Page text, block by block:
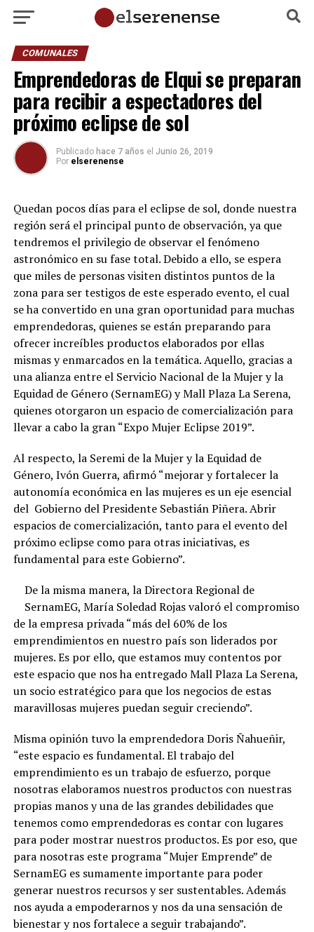
COMUNALES
Emprendedoras de Elqui se preparan
para recibir a espectadores del
próximo eclipse de sol
Publicado hace 7 años el Junio 26, 2019
Por elserenense
Quedan pocos días para el eclipse de sol, donde nuestra
región será el principal punto de observación, ya que
tendremos el privilegio de observar el fenómeno
astronómico en su fase total. Debido a ello, se espera
que miles de personas visiten distintos puntos de la
zona para ser testigos de este esperado evento, el cual
se ha convertido en una gran oportunidad para muchas
emprendedoras, quienes se están preparando para
ofrecer increíbles productos elaborados por ellas
mismas y enmarcados en la temática. Aquello, gracias a
una alianza entre el Servicio Nacional de la Mujer y la
Equidad de Género (SernamEG) y Mall Plaza La Serena,
quienes otorgaron un espacio de comercialización para
llevar a cabo la gran “Expo Mujer Eclipse 2019”.
Al respecto, la Seremi de la Mujer y la Equidad de
Género, Ivón Guerra, afirmó “mejorar y fortalecer la
autonomía económica en las mujeres es un eje esencial
del Gobierno del Presidente Sebastián Piñera. Abrir
espacios de comercialización, tanto para el evento del
próximo eclipse como para otras iniciativas, es
fundamental para este Gobierno”.
De la misma manera, la Directora Regional de
SernamEG, María Soledad Rojas valoró el compromiso
de la empresa privada “más del 60% de los
emprendimientos en nuestro país son liderados por
mujeres. Es por ello, que estamos muy contentos por
este espacio que nos ha entregado Mall Plaza La Serena,
un socio estratégico para que los negocios de estas
maravillosas mujeres puedan seguir creciendo”.
Misma opinión tuvo la emprendedora Doris Ñahueñir,
“este espacio es fundamental. El trabajo del
emprendimiento es un trabajo de esfuerzo, porque
nosotras elaboramos nuestros productos con nuestras
propias manos y una de las grandes debilidades que
tenemos como emprendedoras es contar con lugares
para poder mostrar nuestros productos. Es por eso, que
para nosotras este programa “Mujer Emprende” de
SernamEG es sumamente importante para poder
generar nuestros recursos y ser sustentables. Además
nos ayuda a empoderarnos y nos da una sensación de
bienestar y nos fortalece a seguir trabajando”.